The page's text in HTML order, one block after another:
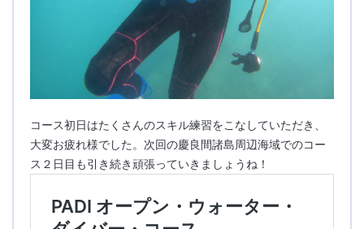
コース初日はたくさんのスキル練習をこなしていただき、
大変お疲れ様でした。次回の慶良間諸島周辺海域でのコー
ス２日目も引き続き頑張っていきましょうね！